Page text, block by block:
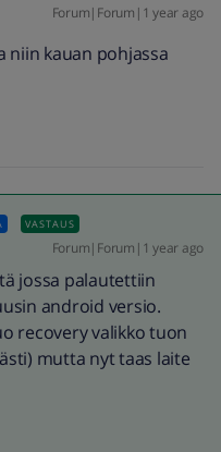
Forum|Forum|1 year ago
niin kauan pohjassa
VASTAUS
Forum|Forum|1 year ago
jossa palautettiin
android versio.
recovery valikko tuon
mutta nyt taas laite